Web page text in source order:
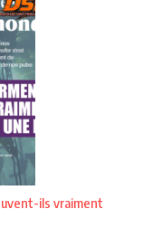
ils vraiment